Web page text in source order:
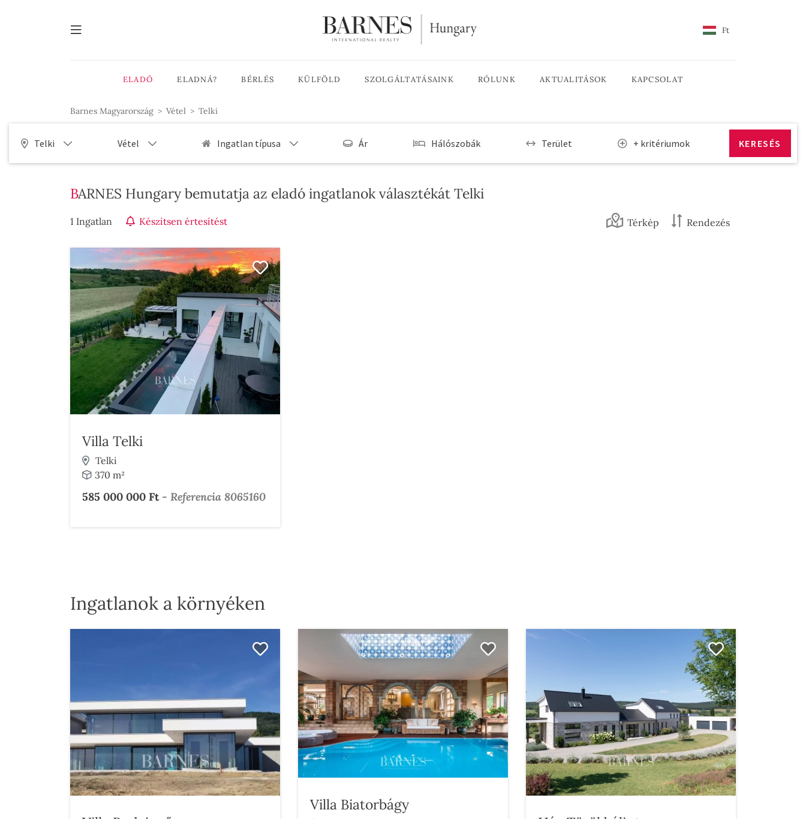
Ft
ELADÓ ELADNÁ? BÉRLÉS KÜLFÖLD SZOLGÁLTATÁSAINK RÓLUNK AKTUALITÁSOK KAPCSOLAT
Barnes Magyarország Vétel Telki
Telki Vétel Ingatlan típusa Ár Hálószobák Terület + kritériumok
BARNES Hungary bemutatja az eladó ingatlanok választékát Telki
1 Ingatlan Készítsen értesítést Térkép Rendezés
Villa Telki
Telki
370 m²
585 000 000 Ft- Referencia 8065160
Ingatlanok a környéken
Villa Biatorbágy